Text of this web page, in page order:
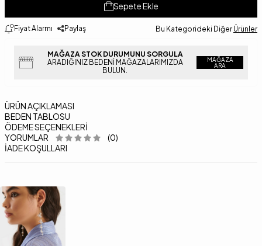
Sepete Ekle
Fiyat Alarmı Paylaş Bu Kategorideki Diğer Ürünler
MAĞAZA STOK DURUMUNU SORGULA
ARADIĞINIZ BEDENI MAĞAZALARIMIZDA
BULUN.
MAĞAZA
ARA
ÜRÜN AÇIKLAMASI
BEDEN TABLOSU
ÖDEME SEÇENEKLERI
YORUMLAR
(0)
İADE KOŞULLARI